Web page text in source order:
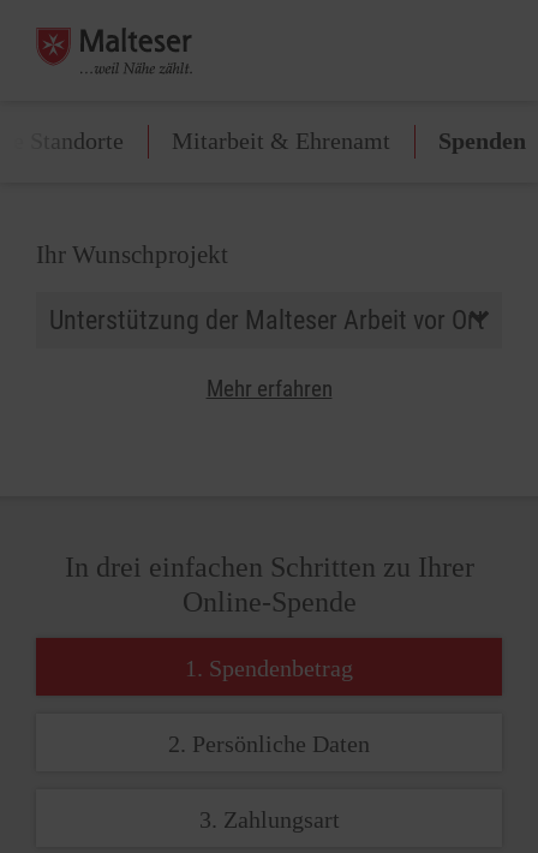
Standorte Mitarbeit & Ehrenamt Spenden
Ihr Wunschprojekt
Mehr erfahren
In drei einfachen Schritten zu Ihrer
Online-Spende
1. Spendenbetrag
2. Persönliche Daten
3. Zahlungsart